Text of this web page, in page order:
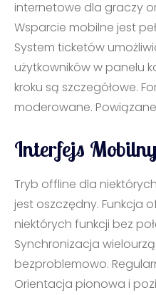
internetowe dla graczy
Wsparcie mobilne jest
System ticketów
użytkowników w panelu
kroku są szczegółowe.
moderowane.
Interfejs Mobilny
Tryb offline dla
jest oszczędny. Funkcja
niektórych funkcji bez
Synchronizacja
bezproblemowo.
Orientacja pionowa i